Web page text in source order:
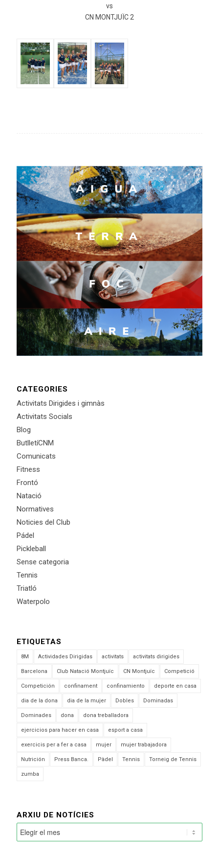
vs
CN MONTJUÏC 2
CATEGORIES
Activitats Dirigides i gimnàs
Activitats Socials
Blog
ButlletíCNM
Comunicats
Fitness
Frontó
Natació
Normatives
Noticies del Club
Pádel
Pickleball
Sense categoria
Tennis
Triatló
Waterpolo
ETIQUETAS
8M Actividades Dirigidas activitats activitats dirigides
Barcelona Club Natació Montjuïc CN Montjuïc Competició
Competición confinament confinamiento deporte en casa
dia de la dona dia de la mujer Dobles Dominadas
Dominades dona dona treballadora
ejercicios para hacer en casa esport a casa
exercicis per a fer a casa mujer mujer trabajadora
Nutrición Press Banca. Pàdel Tennis Torneig de Tennis
zumba
ARXIU DE NOTÍCIES